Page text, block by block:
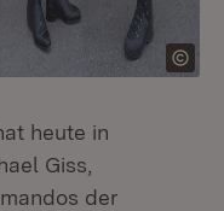
heute in
Giss,
der